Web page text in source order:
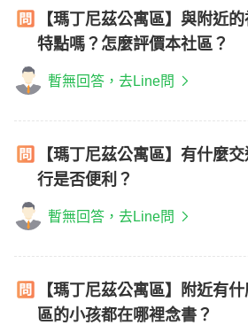
【瑪丁尼茲公寓區】與附近
特點嗎？怎麼評價本社區？
暫無回答，去Line問
【瑪丁尼茲公寓區】有什麼
行是否便利？
暫無回答，去Line問
【瑪丁尼茲公寓區】附近有
區的小孩都在哪裡念書？